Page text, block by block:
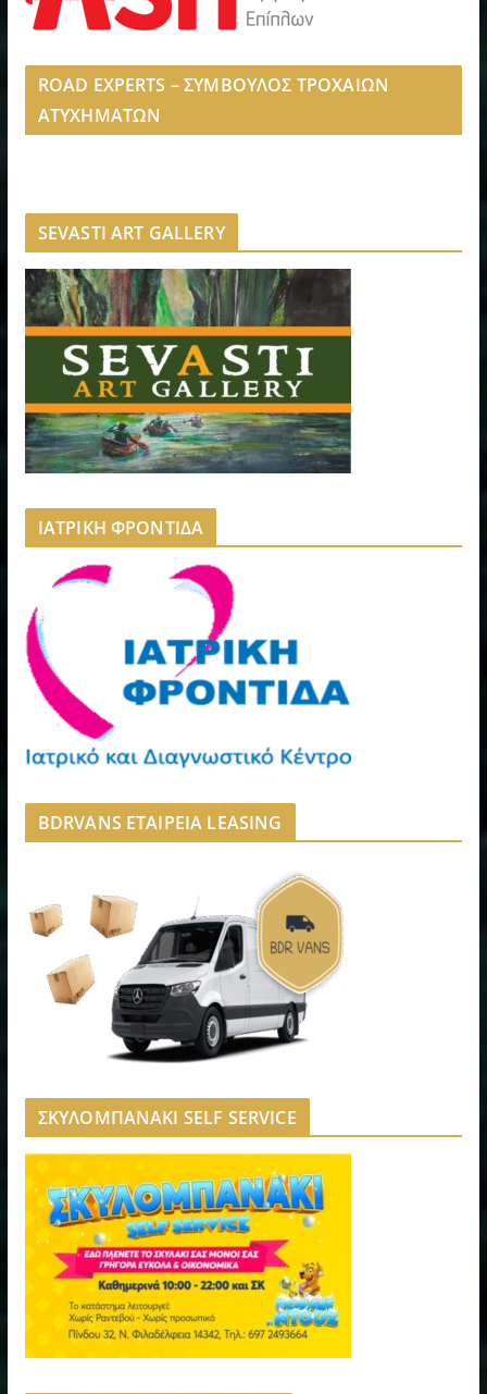
ROAD EXPERTS – ΣΥΜΒΟΥΛΟΣ ΤΡΟΧΑΙΩΝ
ΑΤΥΧΗΜΑΤΩΝ
SEVASTI ART GALLERY
ΙΑΤΡΙΚΗ ΦΡΟΝΤΙΔΑ
BDRVANS ΕΤΑΙΡΕΙΑ LEASING
ΣΚΥΛΟΜΠΑΝΑΚΙ SELF SERVICE